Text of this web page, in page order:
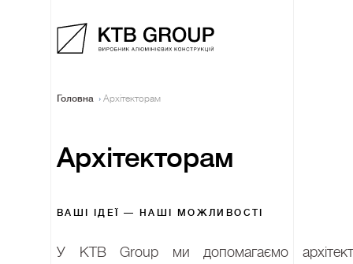
Головна Архітекторам
Архітекторам
ВАШІ ІДЕЇ — НАШІ МОЖЛИВОСТІ
У KTB Group ми допомагаємо